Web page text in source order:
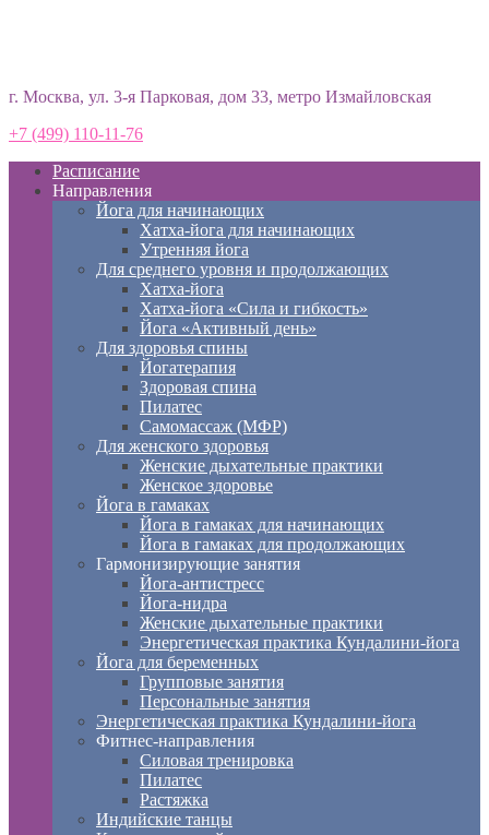
г. Москва, ул. 3-я Парковая, дом 33, метро Измайловская
+7 (499) 110-11-76
Расписание
Направления
Йога для начинающих
Хатха-йога для начинающих
Утренняя йога
Для среднего уровня и продолжающих
Хатха-йога
Хатха-йога «Сила и гибкость»
Йога «Активный день»
Для здоровья спины
Йогатерапия
Здоровая спина
Пилатес
Самомассаж (МФР)
Для женского здоровья
Женские дыхательные практики
Женское здоровье
Йога в гамаках
Йога в гамаках для начинающих
Йога в гамаках для продолжающих
Гармонизирующие занятия
Йога-антистресс
Йога-нидра
Женские дыхательные практики
Энергетическая практика Кундалини-йога
Йога для беременных
Групповые занятия
Персональные занятия
Энергетическая практика Кундалини-йога
Фитнес-направления
Силовая тренировка
Пилатес
Растяжка
Индийские танцы